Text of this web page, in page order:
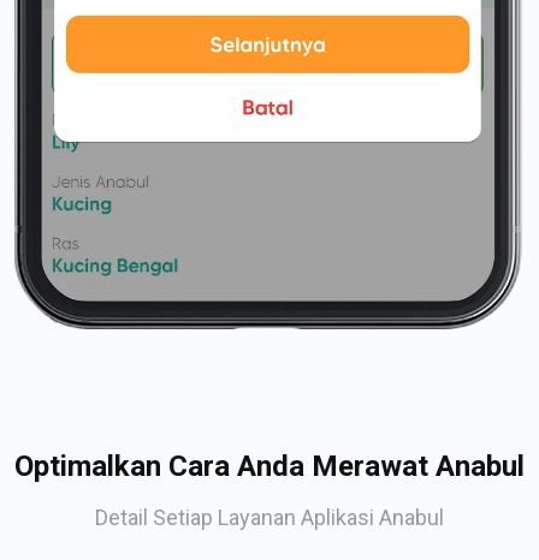
Optimalkan Cara Anda Merawat Anabul
Detail Setiap Layanan Aplikasi Anabul